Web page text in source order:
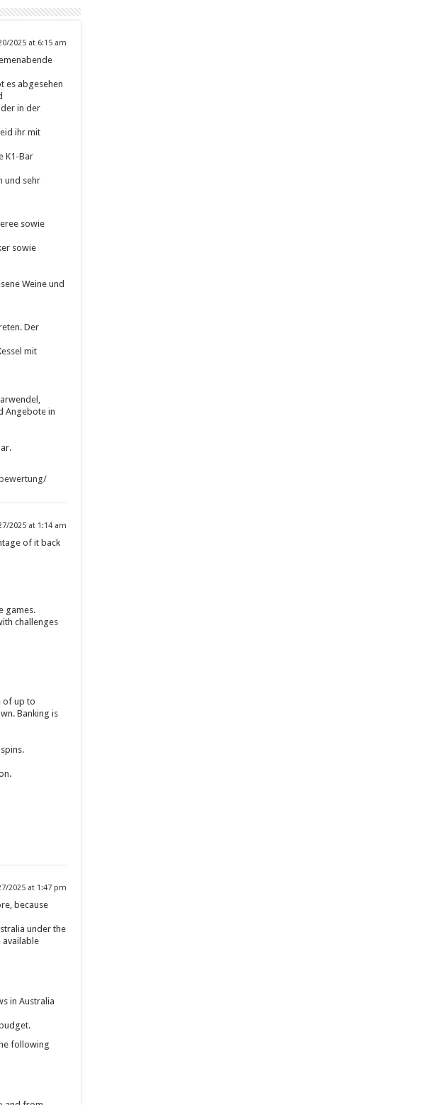
2025 at 6:15 am
es abgesehen
in der
ihr mit
K1-Bar
und sehr
sowie
sowie
Weine und
Der
mit
Angebote in
2025 at 1:14 am
of it back
games.
challenges
of up to
Banking is
2025 at 1:47 pm
because
under the
available
in Australia
following